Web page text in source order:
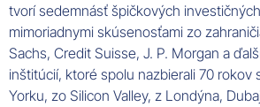
tvorí sedemnásť špičkových
mimoriadnymi skúsenosťami zo
Sachs, Credit Suisse, J. P. Morgan a
inštitúcií, ktoré spolu nazbierali 70 rokov
Yorku, zo Silicon Valley, z Londýna,